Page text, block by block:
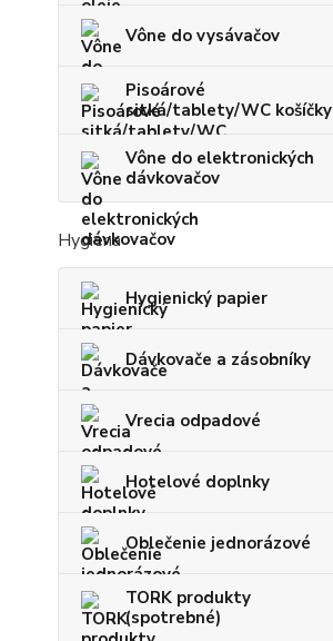
Vône do vysávačov
Pisoárové
sitká/tablety/WC košíčky
Vône do elektronických
dávkovačov
Hygiena
Hygienický papier
Dávkovače a zásobníky
Vrecia odpadové
Hotelové doplnky
Oblečenie jednorázové
TORK produkty
(spotrebné)